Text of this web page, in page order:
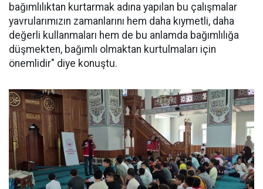
bağımlılıktan kurtarmak adına yapılan bu çalışmalar
yavrularımızın zamanlarını hem daha kıymetli, daha
değerli kullanmaları hem de bu anlamda bağımlılığa
düşmekten, bağımlı olmaktan kurtulmaları için
önemlidir" diye konuştu.